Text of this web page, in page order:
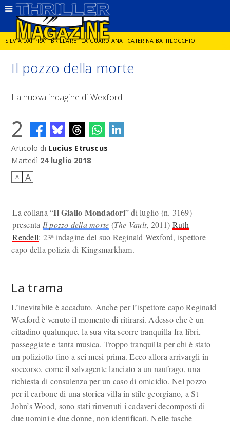
SILVIA DAI PRA' BRILLARE LA GUARDIANA CATERINA BATTILOCCHIO
JORGE DIAZ LA SPIA DELITTO IN CORNICE GIANCARLO DE CATALDO
Il pozzo della morte
La nuova indagine di Wexford
2
Articolo di Lucius Etruscus
Martedì 24 luglio 2018
A A
La collana “Il Giallo Mondadori” di luglio (n. 3169)
presenta Il pozzo della morte (The Vault, 2011) Ruth
Rendell: 23ª indagine del suo Reginald Wexford, ispettore
capo della polizia di Kingsmarkham.
La trama
L’inevitabile è accaduto. Anche per l’ispettore capo Reginald
Wexford è venuto il momento di ritirarsi. Adesso che è un
cittadino qualunque, la sua vita scorre tranquilla fra libri,
passeggiate e tanta musica. Troppo tranquilla per chi è stato
un poliziotto fino a sei mesi prima. Ecco allora arrivargli in
soccorso, come il salvagente lanciato a un naufrago, una
richiesta di consulenza per un caso di omicidio. Nel pozzo
per il carbone di una storica villa in stile georgiano, a St
John’s Wood, sono stati rinvenuti i cadaveri decomposti di
due uomini e due donne, non identificati. Nelle tasche